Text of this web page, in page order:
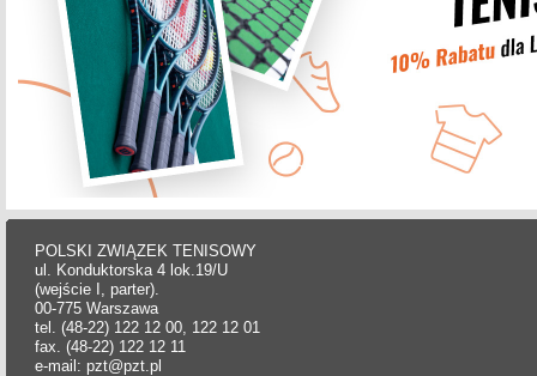
POLSKI ZWIĄZEK TENISOWY
ul. Konduktorska 4 lok.19/U
(wejście I, parter).
00-775 Warszawa
tel. (48-22) 122 12 00, 122 12 01
fax. (48-22) 122 12 11
e-mail: pzt@pzt.pl